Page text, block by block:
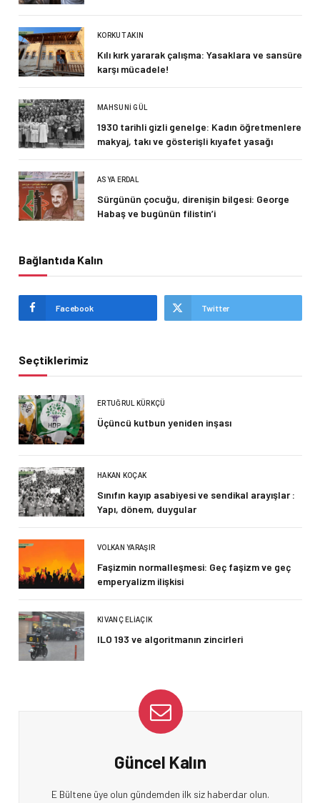
KORKUT AKIN
Kılı kırk yararak çalışma: Yasaklara ve sansüre
karşı mücadele!
MAHSUNI GÜL
1930 tarihli gizli genelge: Kadın öğretmenlere
makyaj, takı ve gösterişli kıyafet yasağı
ASYA ERDAL
Sürgünün çocuğu, direnişin bilgesi: George
Habaş ve bugünün filistin’i
Bağlantıda Kalın
Facebook Twitter
Seçtiklerimiz
ERTUĞRUL KÜRKÇÜ
Üçüncü kutbun yeniden inşası
HAKAN KOÇAK
Sınıfın kayıp asabiyesi ve sendikal arayışlar :
Yapı, dönem, duygular
VOLKAN YARAŞIR
Faşizmin normalleşmesi: Geç faşizm ve geç
emperyalizm ilişkisi
KIVANÇ ELIAÇIK
ILO 193 ve algoritmanın zincirleri
Güncel Kalın
E Bültene üye olun gündemden ilk siz haberdar olun.